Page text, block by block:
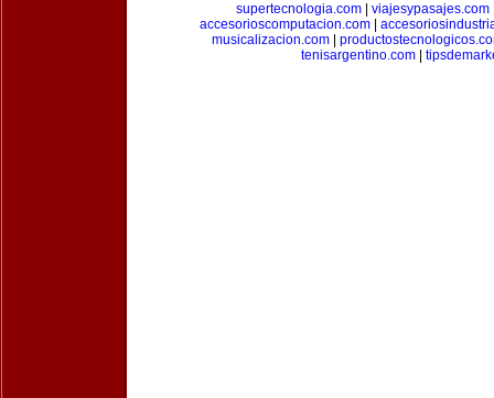
supertecnologia.com| viajesypasajes.com
accesorioscomputacion.com
musicalizacion.com|
tenisargentino.com